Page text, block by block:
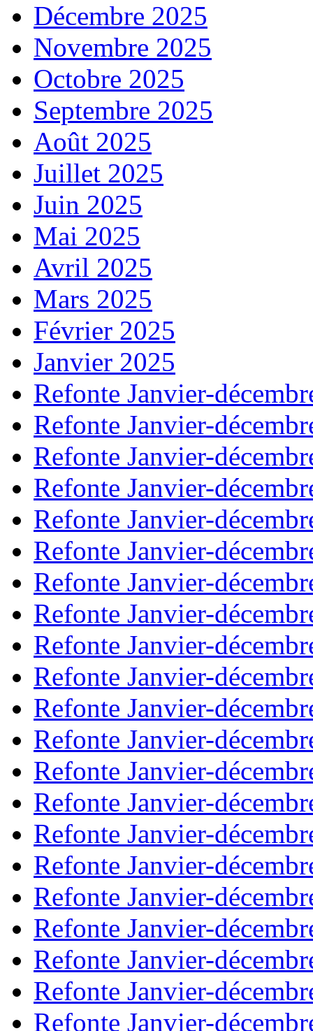
Décembre 2025
Novembre 2025
Octobre 2025
Septembre 2025
Août 2025
Juillet 2025
Juin 2025
Mai 2025
Avril 2025
Mars 2025
Février 2025
Janvier 2025
Refonte Janvier-
Refonte Janvier-
Refonte Janvier-
Refonte Janvier-
Refonte Janvier-
Refonte Janvier-
Refonte Janvier-
Refonte Janvier-
Refonte Janvier-
Refonte Janvier-
Refonte Janvier-
Refonte Janvier-
Refonte Janvier-
Refonte Janvier-
Refonte Janvier-
Refonte Janvier-
Refonte Janvier-
Refonte Janvier-
Refonte Janvier-
Refonte Janvier-
Refonte Janvier-